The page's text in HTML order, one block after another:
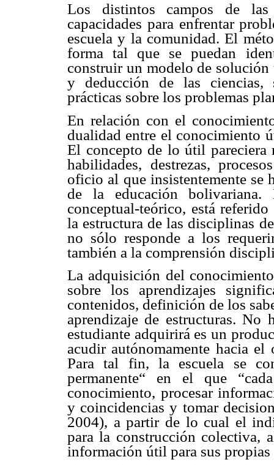
Los distintos campos de las
capacidades para enfrentar
escuela y la comunidad. El
forma tal que se puedan
construir un modelo de solución
y deducción de las ciencias,
prácticas sobre los problemas
En relación con el
dualidad entre el conocimiento
El concepto de lo útil pareciera
habilidades, destrezas,
oficio al que insistentemente se
de la educación
conceptual-teórico, está
la estructura de las disciplinas
no sólo responde a los
también a la comprensión
La adquisición del
sobre los aprendizajes
contenidos, definición de los
aprendizaje de estructuras.
estudiante adquirirá es un
acudir autónomamente hacia
Para tal fin, la escuela se
permanente“ en el que
conocimiento, procesar
y coincidencias y tomar
2004), a partir de lo cual el
para la construcción colectiva,
información útil para sus